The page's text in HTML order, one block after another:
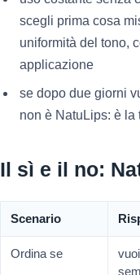
scegli prima cosa
uniformità del tono,
applicazione
se dopo due giorni
non è NatuLips: è la
Il sì e il no:
Scenario
Ordina se